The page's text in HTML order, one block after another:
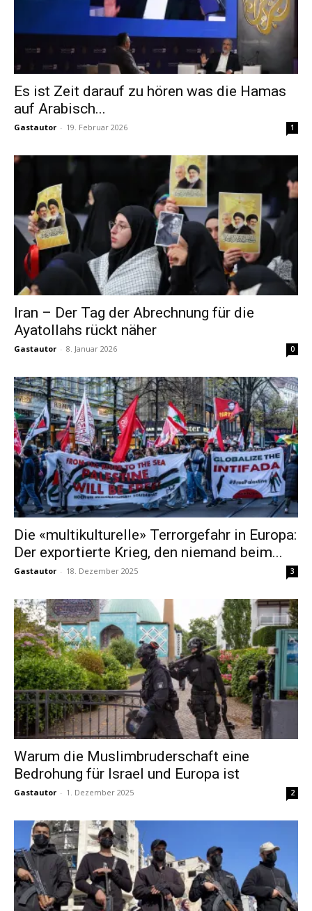
Es ist Zeit darauf zu hören was die Hamas
auf Arabisch...
Gastautor - 19. Februar 2026 1
Iran – Der Tag der Abrechnung für die
Ayatollahs rückt näher
Gastautor - 8. Januar 2026 0
Die «multikulturelle» Terrorgefahr in Europa:
Der exportierte Krieg, den niemand beim...
Gastautor - 18. Dezember 2025 3
Warum die Muslimbruderschaft eine
Bedrohung für Israel und Europa ist
Gastautor - 1. Dezember 2025 2